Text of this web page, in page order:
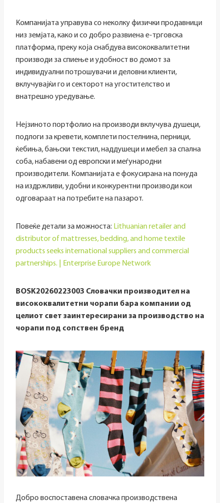
Компанијата управува со неколку физички продавници
низ земјата, како и со добро развиена е-трговска
платформа, преку која снабдува висококвалитетни
производи за спиење и удобност во домот за
индивидуални потрошувачи и деловни клиенти,
вклучувајќи го и секторот на угостителство и
внатрешно уредување.
Нејзиното портфолио на производи вклучува душеци,
подлоги за кревети, комплети постелнина, перници,
ќебиња, бањски текстил, наддушеци и мебел за спална
соба, набавени од европски и меѓународни
производители. Компанијата е фокусирана на понуда
на издржливи, удобни и конкурентни производи кои
одговараат на потребите на пазарот.
Повеќе детали за можноста: Lithuanian retailer and
distributor of mattresses, bedding, and home textile
products seeks international suppliers and commercial
partnerships. | Enterprise Europe Network
BOSK20260223003 Словачки производител на
висококвалитетни чорапи бара компании од
целиот свет заинтересирани за производство на
чорапи под сопствен бренд
Добро воспоставена словачка производствена